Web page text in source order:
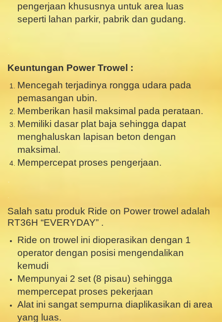
pengerjaan khususnya untuk area luas
seperti lahan parkir, pabrik dan gudang.
Keuntungan Power Trowel :
Mencegah terjadinya rongga udara pada
pemasangan ubin.
Memberikan hasil maksimal pada perataan.
Memiliki dasar plat baja sehingga dapat
menghaluskan lapisan beton dengan
maksimal.
Mempercepat proses pengerjaan.
.
Salah satu produk Ride on Power trowel adalah
RT36H “EVERYDAY” .
Ride on trowel ini dioperasikan dengan 1
operator dengan posisi mengendalikan
kemudi
Mempunyai 2 set (8 pisau) sehingga
mempercepat proses pekerjaan
Alat ini sangat sempurna diaplikasikan di area
yang luas.